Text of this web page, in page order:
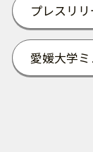
プレスリリ
愛媛大学